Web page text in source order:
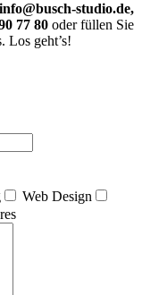
info@busch-studio.de,
77 80 oder füllen Sie
Los geht’s!
Web Design